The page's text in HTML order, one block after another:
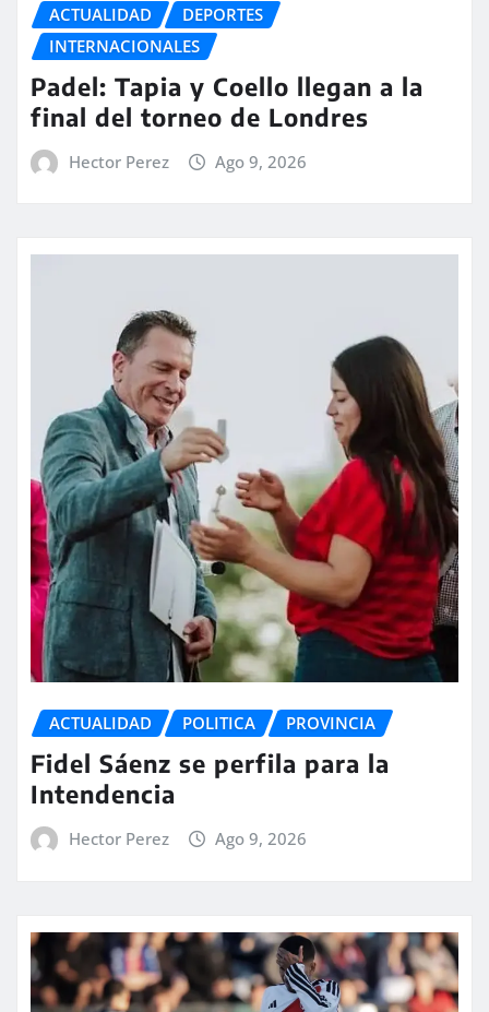
ACTUALIDAD
DEPORTES
INTERNACIONALES
Padel: Tapia y Coello llegan a la
final del torneo de Londres
Hector Perez Ago 9, 2026
ACTUALIDAD POLITICA PROVINCIA
Fidel Sáenz se perfila para la
Intendencia
Hector Perez Ago 9, 2026